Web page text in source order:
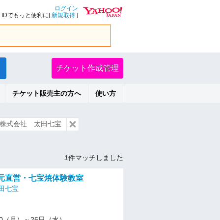
ログイン
IDでもっと便利に[新規取得 ]
チケット作成管理
チケット販売主の方へ 使い方
式会社 太田七宝
1件マッチしました
直営・七宝焼体験教室
七宝